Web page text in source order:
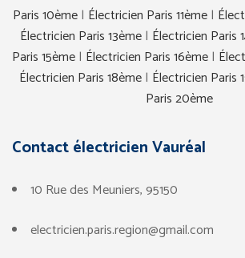
Paris 10ème| Électricien Paris 11ème|
Électricien Paris 13ème| Électricien Paris
Paris 15ème| Électricien Paris 16ème|
Électricien Paris 18ème| Électricien Paris
Paris 20ème
Contact électricienVauréal
10 Rue des Meuniers, 95150
electricien.paris.region@gmail.com